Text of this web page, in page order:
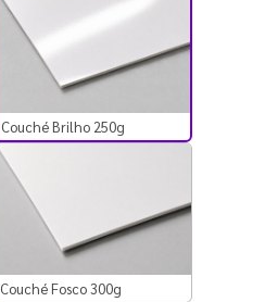
Couché Brilho 250g
Couché Fosco 300g